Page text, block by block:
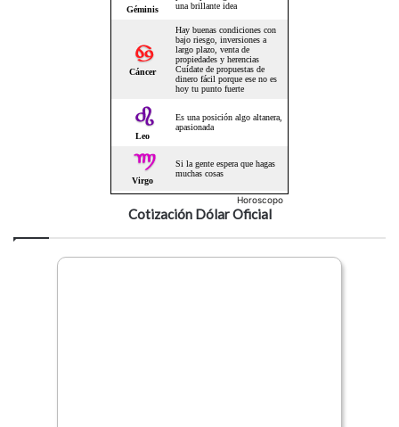
Horoscopo
Cotización Dólar Oficial